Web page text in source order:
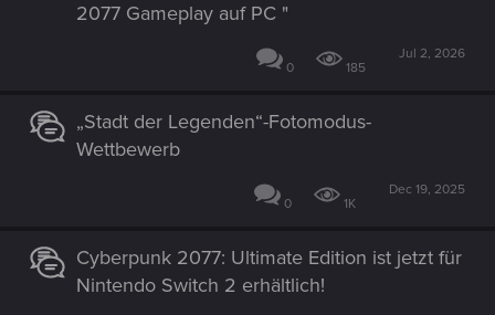
2077 Gameplay auf PC "
0 185
Jul 2, 2026
„Stadt der Legenden“-Fotomodus-
Wettbewerb
0 1K
Dec 19, 2025
Cyberpunk 2077: Ultimate Edition ist jetzt für
Nintendo Switch 2 erhältlich!